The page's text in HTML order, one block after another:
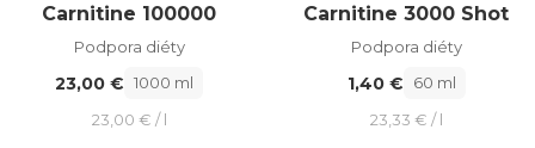
Carnitine 100000
Podpora diéty
23,00 € 1000 ml
23,00 € / l
Carnitine 3000 Shot
Podpora diéty
1,40 €
60 ml
23,33 € / l